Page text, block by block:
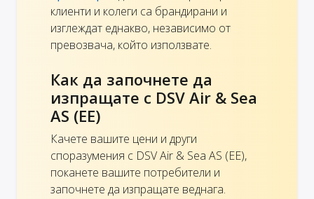
клиенти и колеги са брандирани и
изглеждат еднакво, независимо от
превозвача, който използвате.
Как да започнете да
изпращате с DSV Air & Sea
AS (EE)
Качете вашите цени и други
споразумения с DSV Air & Sea AS (EE),
поканете вашите потребители и
започнете да изпращате веднага.